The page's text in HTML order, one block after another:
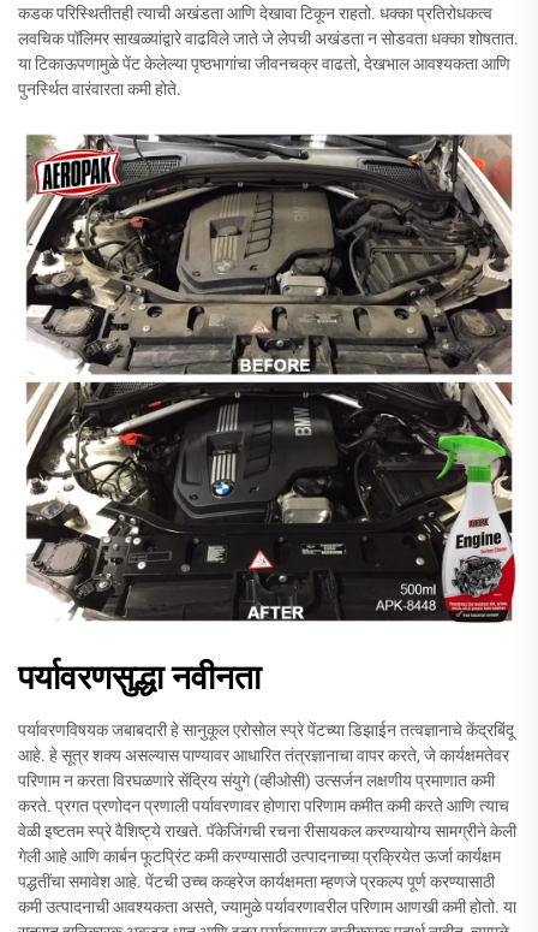
कडक परिस्थितीतही त्याची अखंडता आणि देखावा टिकून राहतो. धक्का प्रतिरोधकत्व
लवचिक पॉलिमर साखळ्यांद्वारे वाढविले जाते जे लेपची अखंडता न सोडवता धक्का शोषतात.
या टिकाऊपणामुळे पेंट केलेल्या पृष्ठभागांचा जीवनचक्र वाढतो, देखभाल आवश्यकता आणि
पुनर्स्थित वारंवारता कमी होते.
पर्यावरणसुद्धा नवीनता
पर्यावरणविषयक जबाबदारी हे सानुकूल एरोसोल स्प्रे पेंटच्या डिझाईन तत्वज्ञानाचे केंद्रबिंदू
आहे. हे सूत्र शक्य असल्यास पाण्यावर आधारित तंत्रज्ञानाचा वापर करते, जे कार्यक्षमतेवर
परिणाम न करता विरघळणारे सेंद्रिय संयुगे (व्हीओसी) उत्सर्जन लक्षणीय प्रमाणात कमी
करते. प्रगत प्रणोदन प्रणाली पर्यावरणावर होणारा परिणाम कमीत कमी करते आणि त्याच
वेळी इष्टतम स्प्रे वैशिष्ट्ये राखते. पॅकेजिंगची रचना रीसायकल करण्यायोग्य सामग्रीने केली
गेली आहे आणि कार्बन फूटप्रिंट कमी करण्यासाठी उत्पादनाच्या प्रक्रियेत ऊर्जा कार्यक्षम
पद्धतींचा समावेश आहे. पेंटची उच्च कव्हरेज कार्यक्षमता म्हणजे प्रकल्प पूर्ण करण्यासाठी
कमी उत्पादनाची आवश्यकता असते, ज्यामुळे पर्यावरणावरील परिणाम आणखी कमी होतो. या